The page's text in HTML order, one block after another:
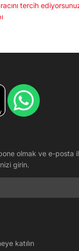
tercih
olmak ve e-posta
girin.
katılın